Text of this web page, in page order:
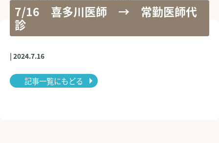
7/16 喜多川医師 → 常勤医師代
診
| 2024.7.16
記事一覧にもどる